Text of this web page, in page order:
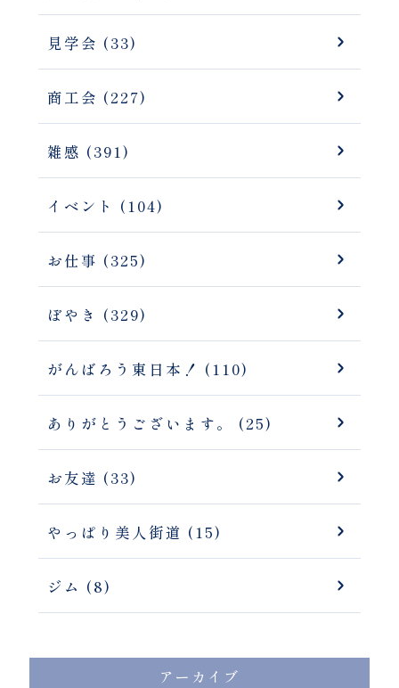
見学会 (33)
商工会 (227)
雑感 (391)
イベント (104)
お仕事 (325)
ぼやき (329)
がんばろう東日本！ (110)
ありがとうございます。 (25)
お友達 (33)
やっぱり美人街道 (15)
ジム (8)
アーカイブ